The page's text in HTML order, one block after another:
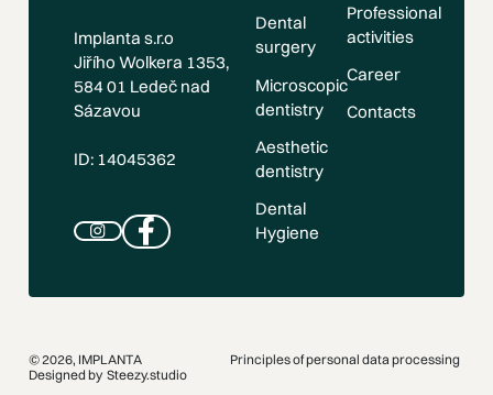
Implanta s.r.o
Jiřího Wolkera 1353,
584 01 Ledeč nad
Sázavou
ID: 14045362
Instagram
Dental
surgery
Microscopic
dentistry
Aesthetic
dentistry
Dental
Hygiene
Professional
activities
Career
Contacts
©2026, IMPLANTA
Principles of personal data processing
Designed by Steezy.studio